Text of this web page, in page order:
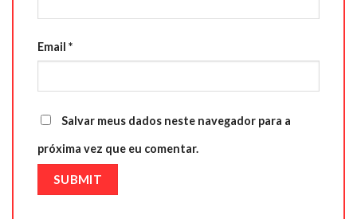
Email *
Salvar meus dados neste navegador para a
próxima vez que eu comentar.